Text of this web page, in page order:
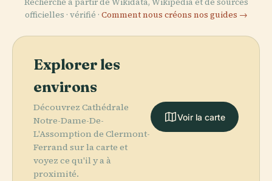
Recherché à partir de Wikidata, Wikipédia et de sources
officielles · vérifié · Comment nous créons nos guides →
Explorer les
environs
Découvrez Cathédrale
Notre-Dame-De-
L'Assomption de Clermont-
Ferrand sur la carte et
voyez ce qu'il y a à
proximité.
Voir la carte